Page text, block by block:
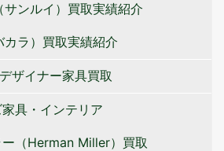
ンルイ）買取実績紹介
ラ）買取実績紹介
ザイナー家具買取
具・インテリア
（Herman Miller）買取